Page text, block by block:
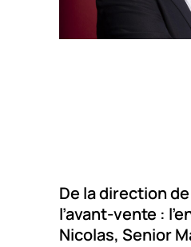
De la direction
l’avant-vente :
Nicolas, Senior